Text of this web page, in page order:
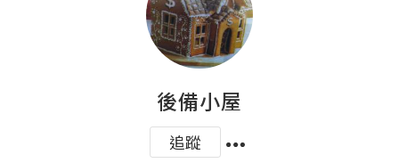
後備小屋
追蹤